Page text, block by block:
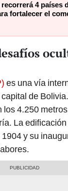
4 países
fortalecer el
es una vía
de
4.250
La
y su